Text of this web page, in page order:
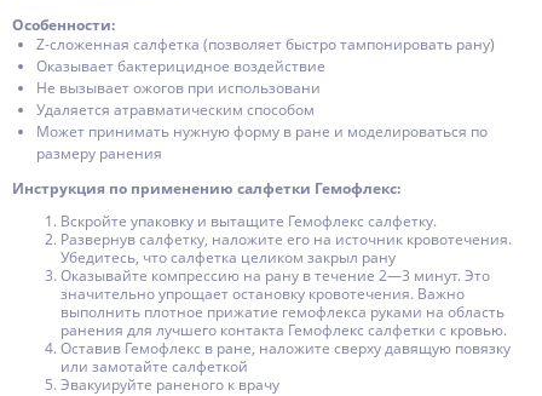
Особенности:
Z-сложенная салфетка (позволяет быстро тампонировать рану)
Оказывает бактерицидное воздействие
Не вызывает ожогов при использовани
Удаляется атравматическим способом
Может принимать нужную форму в ране и моделироваться по
размеру ранения
Инструкция по применению салфетки Гемофлекс:
Вскройте упаковку и вытащите Гемофлекс салфетку.
Развернув салфетку, наложите его на источник кровотечения.
Убедитесь, что салфетка целиком закрыл рану
Оказывайте компрессию на рану в течение 2—3 минут. Это
значительно упрощает остановку кровотечения. Важно
выполнить плотное прижатие гемофлекса руками на область
ранения для лучшего контакта Гемофлекс салфетки с кровью.
Оставив Гемофлекс в ране, наложите сверху давящую повязку
или замотайте салфеткой
Эвакуируйте раненого к врачу